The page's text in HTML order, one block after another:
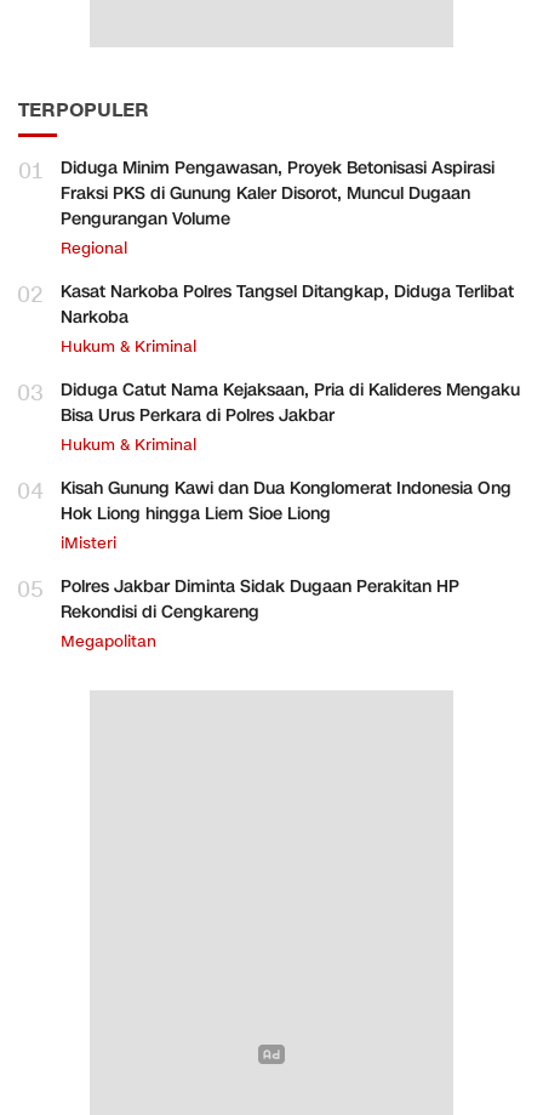
TERPOPULER
01
Diduga Minim Pengawasan, Proyek Betonisasi Aspirasi
Fraksi PKS di Gunung Kaler Disorot, Muncul Dugaan
Pengurangan Volume
Regional
02
Kasat Narkoba Polres Tangsel Ditangkap, Diduga Terlibat
Narkoba
Hukum & Kriminal
03
Diduga Catut Nama Kejaksaan, Pria di Kalideres Mengaku
Bisa Urus Perkara di Polres Jakbar
Hukum & Kriminal
04
Kisah Gunung Kawi dan Dua Konglomerat Indonesia Ong
Hok Liong hingga Liem Sioe Liong
iMisteri
05
Polres Jakbar Diminta Sidak Dugaan Perakitan HP
Rekondisi di Cengkareng
Megapolitan